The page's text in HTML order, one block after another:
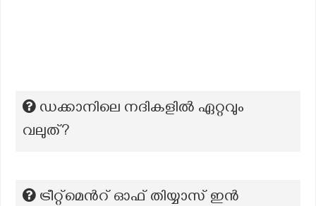
ഡക്കാനിലെ നദികളിൽ ഏറ്റവും
വലുത്?
ട്രീറ്റ്മെൻറ് ഓഫ് തിയ്യാസ് ഇൻ